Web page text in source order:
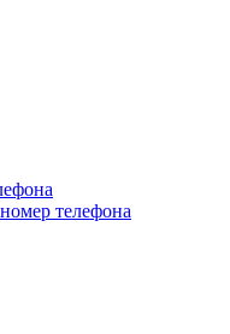
телефона